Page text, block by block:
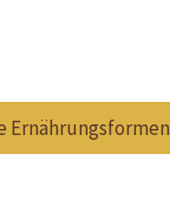
Ernährungsformen